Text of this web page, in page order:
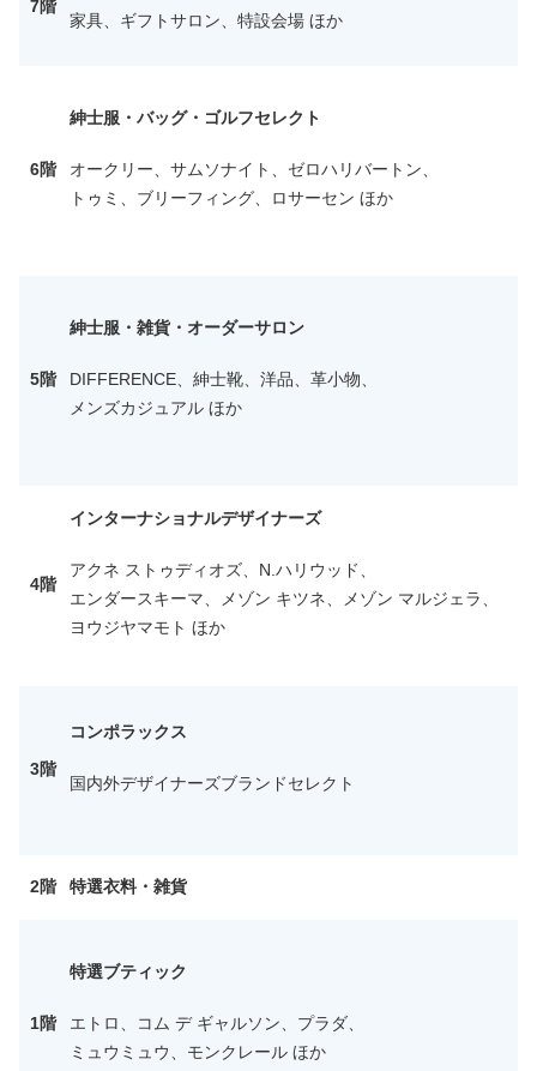
7階
家具、ギフトサロン、特設会場 ほか
6階
紳士服・バッグ・ゴルフセレクト
オークリー、サムソナイト、ゼロハリバートン、
トゥミ、ブリーフィング、ロサーセン ほか
5階
紳士服・雑貨・オーダーサロン
DIFFERENCE、紳士靴、洋品、革小物、
メンズカジュアル ほか
4階
インターナショナルデザイナーズ
アクネ ストゥディオズ、N.ハリウッド、
エンダースキーマ、メゾン キツネ、メゾン マルジェラ、
ヨウジヤマモト ほか
3階
コンポラックス
国内外デザイナーズブランドセレクト
2階 特選衣料・雑貨
1階
特選ブティック
エトロ、コム デ ギャルソン、プラダ、
ミュウミュウ、モンクレール ほか